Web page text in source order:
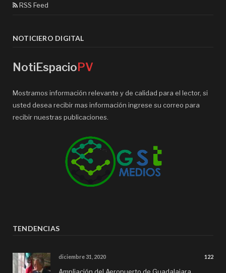
RSS Feed
NOTICIERO DIGITAL
NotiEspacioPV
Mostramos información relevante y de calidad para el lector, si
usted desea recibir mas información ingrese su correo para
recibir nuestras publicaciones.
TENDENCIAS
diciembre 31, 2020 122
Ampliación del Aeropuerto de Guadalajara